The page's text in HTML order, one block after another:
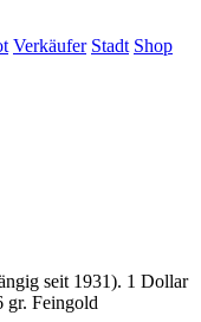
Verkäufer Stadt Shop
seit 1931). 1 Dollar
gr. Feingold